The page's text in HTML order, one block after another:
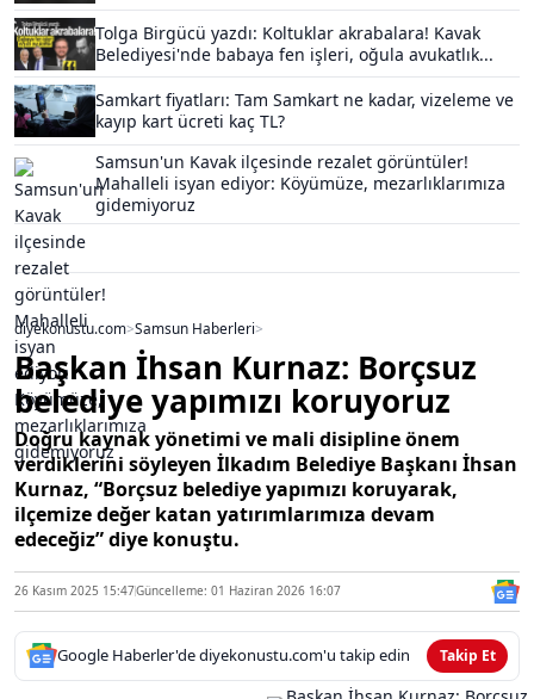
Tolga Birgücü yazdı: Koltuklar akrabalara! Kavak
Belediyesi'nde babaya fen işleri, oğula avukatlık...
Samkart fiyatları: Tam Samkart ne kadar, vizeleme ve
kayıp kart ücreti kaç TL?
Samsun'un Kavak ilçesinde rezalet görüntüler!
Mahalleli isyan ediyor: Köyümüze, mezarlıklarımıza
gidemiyoruz
diyekonustu.com>Samsun Haberleri>
Başkan İhsan Kurnaz: Borçsuz
belediye yapımızı koruyoruz
Doğru kaynak yönetimi ve mali disipline önem
verdiklerini söyleyen İlkadım Belediye Başkanı İhsan
Kurnaz, “Borçsuz belediye yapımızı koruyarak,
ilçemize değer katan yatırımlarımıza devam
edeceğiz” diye konuştu.
26 Kasım 2025 15:47Güncelleme: 01 Haziran 2026 16:07
Google Haberler'de diyekonustu.com'u takip edin Takip Et